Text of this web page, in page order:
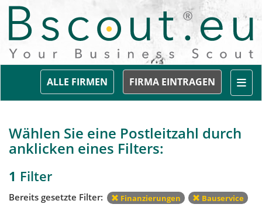
FIRMA EINTRAGEN
ALLE FIRMEN
Wählen Sie eine Postleitzahl durch
anklicken eines Filters:
1 Filter
Bereits gesetzte Filter: Finanzierungen Bauservice